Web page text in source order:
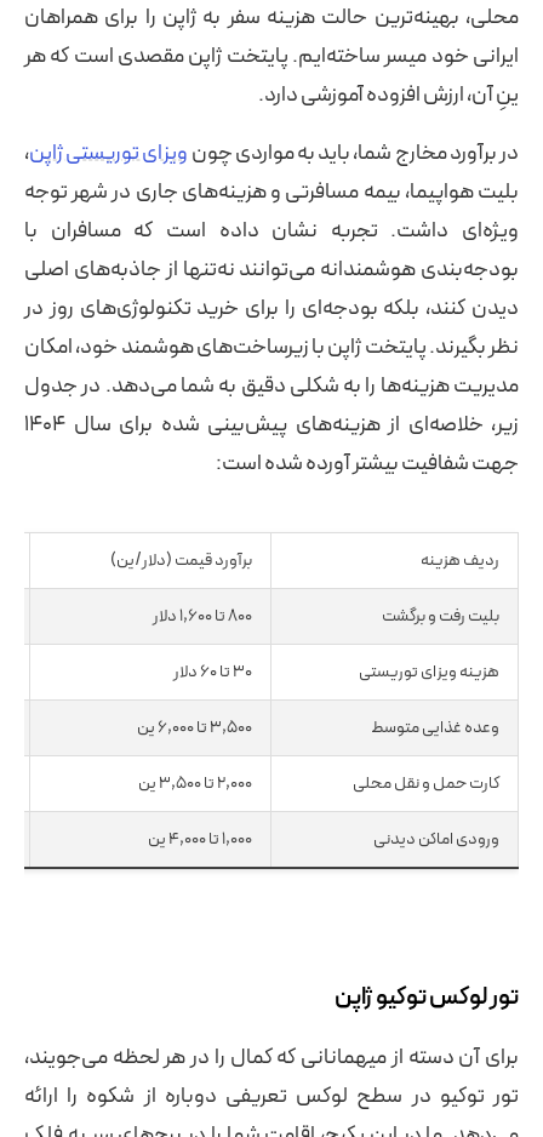
محلی، بهینه‌ترین حالت هزینه سفر به ژاپن را برای همراهان
ایرانی خود میسر ساخته‌ایم. پایتخت ژاپن مقصدی است که هر
ینِ آن، ارزش افزوده آموزشی دارد.
در برآورد مخارج شما، باید به مواردی چونویزای توریستی ژاپن،
بلیت هواپیما، بیمه مسافرتی و هزینه‌های جاری در شهر توجه
ویژه‌ای داشت. تجربه نشان داده است که مسافران با
بودجه‌بندی هوشمندانه می‌توانند نه‌تنها از جاذبه‌های اصلی
دیدن کنند، بلکه بودجه‌ای را برای خرید تکنولوژی‌های روز در
نظر بگیرند. پایتخت ژاپن با زیرساخت‌های هوشمند خود، امکان
مدیریت هزینه‌ها را به شکلی دقیق به شما می‌دهد. در جدول
زیر، خلاصه‌ای از هزینه‌های پیش‌بینی شده برای سال ۱۴۰۴
جهت شفافیت بیشتر آورده شده است:
ردیف هزینه برآورد قیمت (دلار/ین)
بلیت رفت و برگشت ۸۰۰ تا ۱,۶۰۰ دلار
هزینه ویزای توریستی ۳۰ تا ۶۰ دلار
وعده غذایی متوسط ۳,۵۰۰ تا ۶,۰۰۰ ین
کارت حمل و نقل محلی ۲,۰۰۰ تا ۳,۵۰۰ ین
ورودی اماکن دیدنی ۱,۰۰۰ تا ۴,۰۰۰ ین
تور لوکس توکیو ژاپن
برای آن دسته از میهمانانی که کمال را در هر لحظه می‌جویند،
تور توکیو در سطح لوکس تعریفی دوباره از شکوه را ارائه